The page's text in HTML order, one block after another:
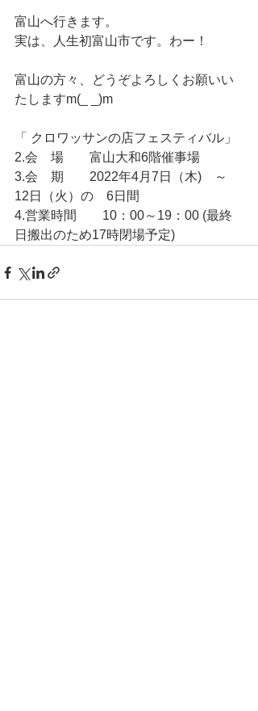
富山へ行きます。
実は、人生初富山市です。わー！
富山の方々、どうぞよろしくお願いい
たしますm(_ _)m
「 クロワッサンの店フェスティバル」
2.会    場　　富山大和6階催事場
3.会    期　　2022年4月7日（木)　～
12日（火）の　6日間
4.営業時間　　10：00～19：00 (最終
日搬出のため17時閉場予定)